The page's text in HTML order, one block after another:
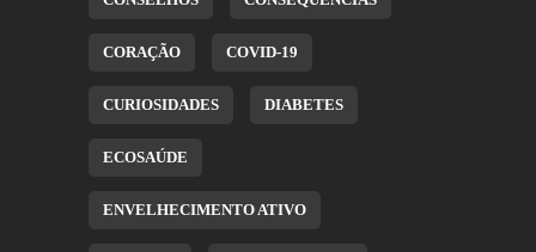
CORAÇÃO COVID-19
CURIOSIDADES DIABETES
ECOSAÚDE
ENVELHECIMENTO ATIVO